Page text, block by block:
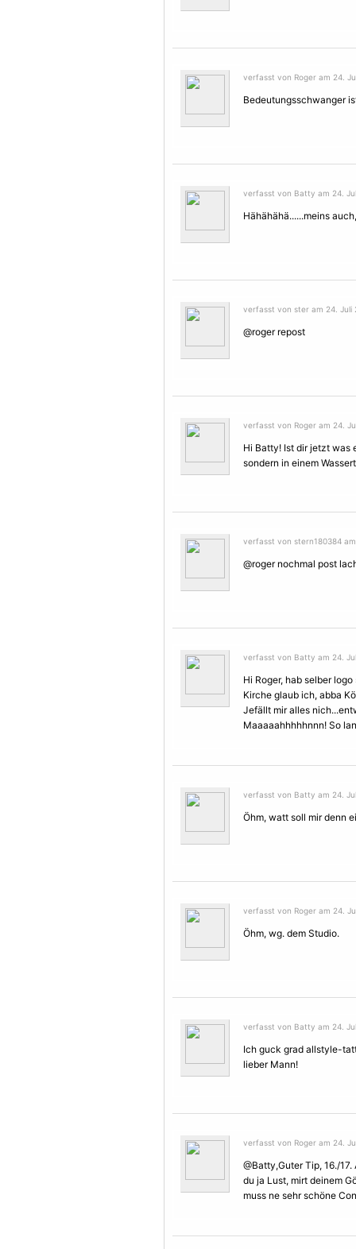
verfasst von Roger am 24.
Bedeutungsschwanger
verfasst von Batty am 24.
Hähähähä......meins
verfasst von ster am 24. Juli
@roger repost
verfasst von Roger am 24.
Hi Batty! Ist dir jetzt was
sondern in einem
verfasst von stern180384
@roger nochmal post
verfasst von Batty am 24.
Hi Roger, hab selber
Kirche glaub ich, abba
Jefällt mir alles
Maaaaahhhhhnnn! So
verfasst von Batty am 24.
Öhm, watt soll mir denn
verfasst von Roger am 24.
Öhm, wg. dem Studio.
verfasst von Batty am 24.
Ich guck grad allstyle-
lieber Mann!
verfasst von Roger am 24.
@Batty,Guter Tip, 16./
du ja Lust, mirt deinem
muss ne sehr schöne